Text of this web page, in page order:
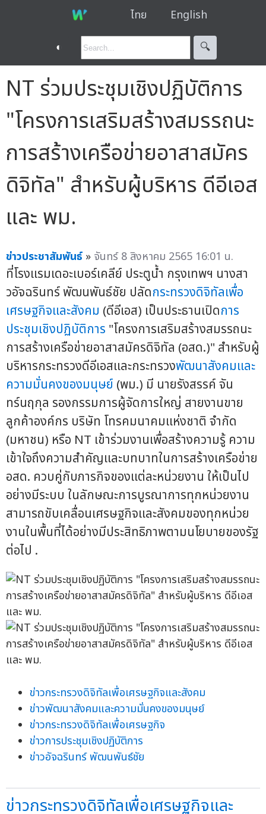
ไทย English
◐ 🔍︎
NT ร่วมประชุมเชิงปฏิบัติการ
"โครงการเสริมสร้างสมรรถนะ
การสร้างเครือข่ายอาสาสมัคร
ดิจิทัล" สำหรับผู้บริหาร ดีอีเอส
และ พม.
ข่าวประชาสัมพันธ์ » จันทร์ 8 สิงหาคม 2565 16:01 น.
ที่โรงแรมเดอะเบอร์เคลีย์ ประตูน้ำ กรุงเทพฯ นางสา
วอัจฉรินทร์ พัฒนพันธ์ชัย ปลัดกระทรวงดิจิทัลเพื่อ
เศรษฐกิจและสังคม (ดีอีเอส) เป็นประธานเปิดการ
ประชุมเชิงปฏิบัติการ "โครงการเสริมสร้างสมรรถนะ
การสร้างเครือข่ายอาสาสมัครดิจิทัล (อสด.)" สำหรับผู้
บริหารกระทรวงดีอีเอสและกระทรวงพัฒนาสังคมและ
ความมั่นคงของมนุษย์ (พม.) มี นายรังสรรค์ จัน
ทร์นฤกุล รองกรรมการผู้จัดการใหญ่ สายงานขาย
ลูกค้าองค์กร บริษัท โทรคมนาคมแห่งชาติ จำกัด
(มหาชน) หรือ NT เข้าร่วมงานเพื่อสร้างความรู้ ความ
เข้าใจถึงความสำคัญและบทบาทในการสร้างเครือข่าย
อสด. ควบคู่กับภารกิจของแต่ละหน่วยงาน ให้เป็นไป
อย่างมีระบบ ในลักษณะการบูรณาการทุกหน่วยงาน
สามารถขับเคลื่อนเศรษฐกิจและสังคมของทุกหน่วย
งานในพื้นที่ได้อย่างมีประสิทธิภาพตามนโยบายของรัฐ
ต่อไป .
ข่าวกระทรวงดิจิทัลเพื่อเศรษฐกิจและสังคม
ข่าวพัฒนาสังคมและความมั่นคงของมนุษย์
ข่าวกระทรวงดิจิทัลเพื่อเศรษฐกิจ
ข่าวการประชุมเชิงปฏิบัติการ
ข่าวอัจฉรินทร์ พัฒนพันธ์ชัย
ข่าวกระทรวงดิจิทัลเพื่อเศรษฐกิจและ